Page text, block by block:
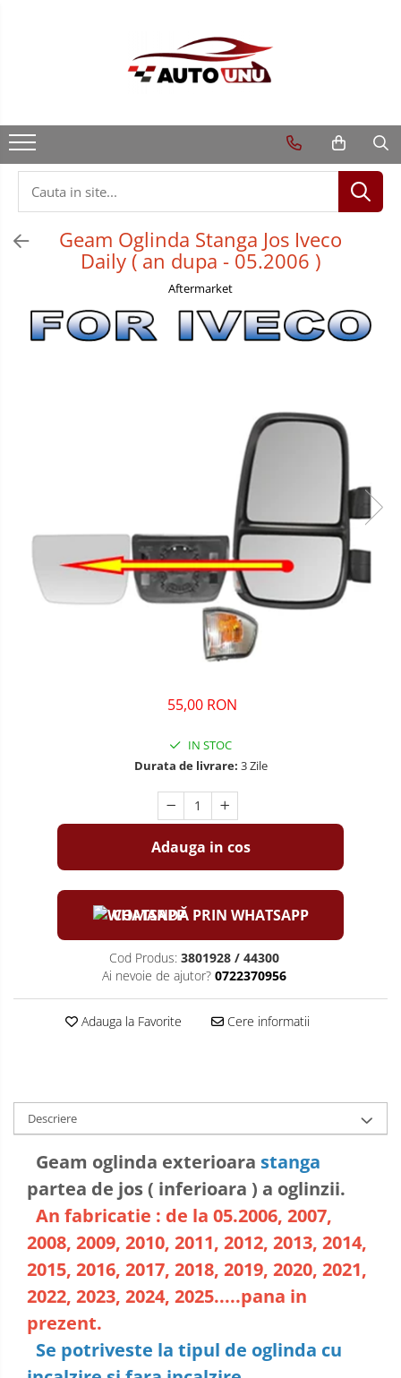
Geam Oglinda Stanga Jos Iveco
Daily ( an dupa - 05.2006 )
Aftermarket
55,00 RON
IN STOC
Durata de livrare: 3 Zile
Adauga in cos
COMANDĂ PRIN WHATSAPP
Cod Produs: 3801928 / 44300
Ai nevoie de ajutor? 0722370956
Adauga la Favorite Cere informatii
Descriere
Geam oglinda exterioara stanga
partea de jos ( inferioara ) a oglinzii.
An fabricatie : de la 05.2006, 2007,
2008, 2009, 2010, 2011, 2012, 2013, 2014,
2015, 2016, 2017, 2018, 2019, 2020, 2021,
2022, 2023, 2024, 2025.....pana in
prezent.
Se potriveste la tipul de oglinda cu